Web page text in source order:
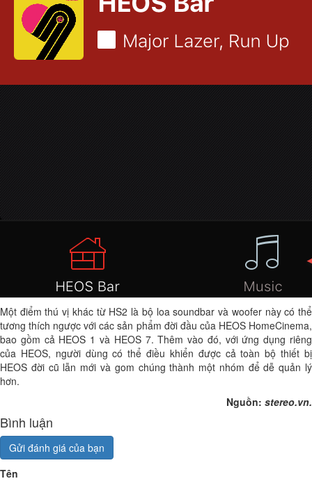
Một điểm thú vị khác từ HS2 là bộ loa soundbar và woofer này có thể
tương thích ngược với các sản phẩm đời đầu của HEOS HomeCinema,
bao gồm cả HEOS 1 và HEOS 7. Thêm vào đó, với ứng dụng riêng
của HEOS, người dùng có thể điều khiển được cả toàn bộ thiết bị
HEOS đời cũ lẫn mới và gom chúng thành một nhóm để dễ quản lý
hơn.
Nguồn: stereo.vn.
Bình luận
Gửi đánh giá của bạn
Tên